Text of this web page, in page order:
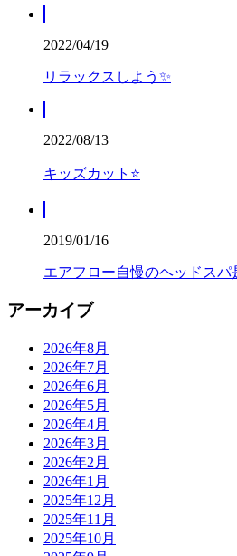
2022/04/19
リラックスしよう✨
2022/08/13
キッズカット⭐️
2019/01/16
エアフロー自慢のヘッドスパ
アーカイブ
2026年8月
2026年7月
2026年6月
2026年5月
2026年4月
2026年3月
2026年2月
2026年1月
2025年12月
2025年11月
2025年10月